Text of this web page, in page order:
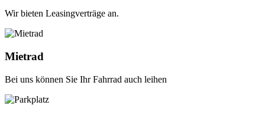
Wir bieten Leasingverträge an.
Mietrad
Bei uns können Sie Ihr Fahrrad auch leihen